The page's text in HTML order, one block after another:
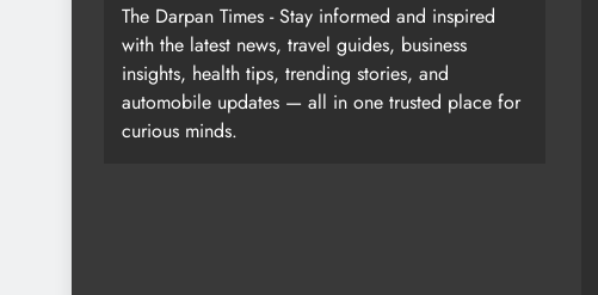
The Darpan Times - Stay informed and inspired
with the latest news, travel guides, business
insights, health tips, trending stories, and
automobile updates — all in one trusted place for
curious minds.